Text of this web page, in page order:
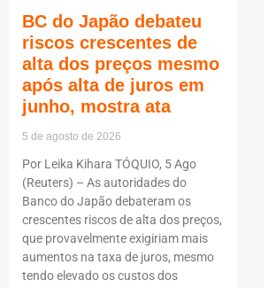
BC do Japão debateu
riscos crescentes de
alta dos preços mesmo
após alta de juros em
junho, mostra ata
5 de agosto de 2026
Por Leika Kihara TÓQUIO, 5 Ago
(Reuters) – As autoridades do
Banco do Japão debateram os
crescentes riscos de alta dos preços,
que provavelmente exigiriam mais
aumentos na taxa de juros, mesmo
tendo elevado os custos dos